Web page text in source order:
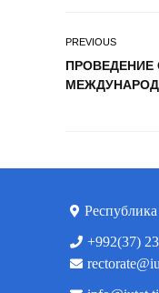
PREVIOUS
ПРОВЕДЕНИЕ
+992(37)